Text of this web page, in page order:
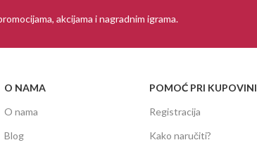
akcijama i nagradnim igrama.
O NAMA
O nama
Blog
POMOĆ PRI KUPOVINI
Registracija
Kako naručiti?